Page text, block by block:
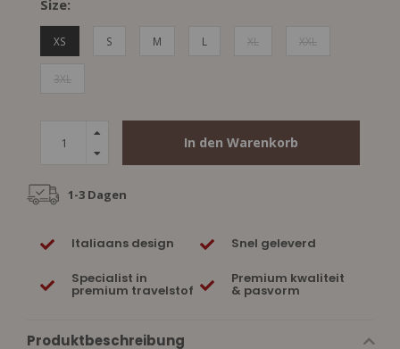
Size:
XS S M L XL XXL
3XL
In den Warenkorb
1-3 Dagen
Italiaans design Snel geleverd
Specialist in
premium travelstof
Premium kwaliteit
& pasvorm
Produktbeschreibung